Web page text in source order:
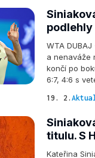
WTA
a nenaváže
končí po
6:7, 4:6 s
19. 2.
titulu. S
Kateřina